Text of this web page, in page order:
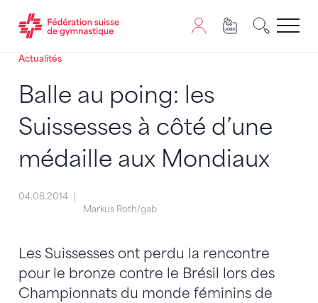
Passer au contenu
Naviguer vers le plan du siten
JavaScript est nécessaire pour naviguer sur ce site.
Actualités
Balle au poing: les
Suissesses à côté d’une
médaille aux Mondiaux
04.08.2014
Markus Roth/gab
Les Suissesses ont perdu la rencontre
pour le bronze contre le Brésil lors des
Championnats du monde féminins de